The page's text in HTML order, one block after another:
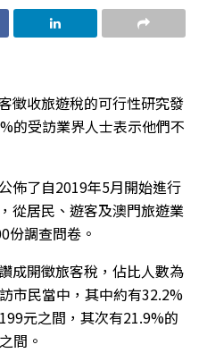
徵收旅遊稅的可行性研究發
的受訪業界人士表示他們不
佈了自2019年5月開始進行
從居民、遊客及澳門旅遊業
份調查問卷。
成開徵旅客稅，佔比人數為
市民當中，其中約有32.2%
元之間，其次有21.9%的
間。